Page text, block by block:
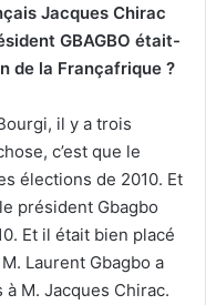
Jacques Chirac
GBAGBO était-
de la Françafrique ?
il y a trois
c’est que le
élections de 2010. Et
président Gbagbo
Et il était bien placé
Laurent Gbagbo a
M. Jacques Chirac.